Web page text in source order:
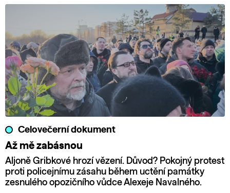
Celovečerní dokument
Až mě zabásnou
Aljoně Gribkové hrozí vězení. Důvod? Pokojný protest
proti policejnímu zásahu během uctění památky
zesnulého opozičního vůdce Alexeje Navalného.